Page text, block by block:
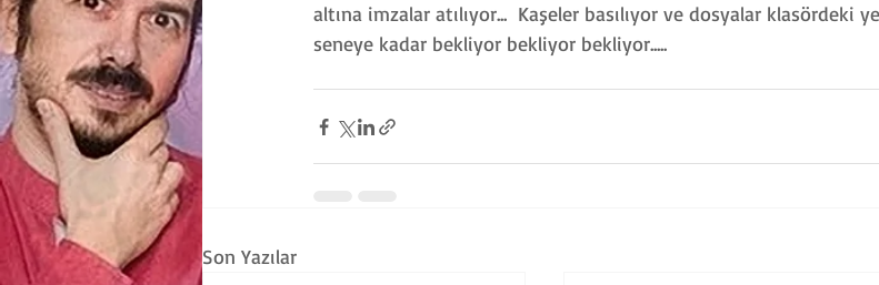
altına imzalar atılıyor...  Kaşeler basılıyor ve dosyalar klasördeki
seneye kadar bekliyor bekliyor bekliyor.....
Son Yazılar